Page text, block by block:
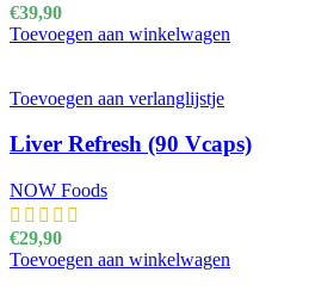
€39,90
Toevoegen aan winkelwagen
Toevoegen aan verlanglijstje
Liver Refresh (90 Vcaps)
NOW Foods
€29,90
Toevoegen aan winkelwagen